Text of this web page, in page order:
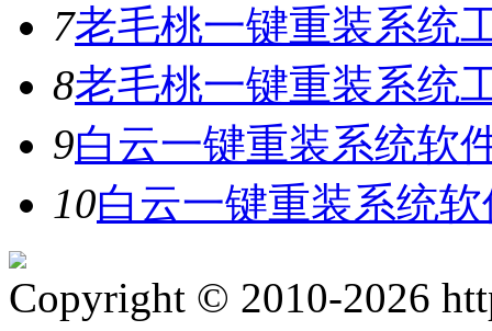
7老毛桃一键重装系统
8老毛桃一键重装系统
9白云一键重装系统软
10白云一键重装系统
Copyright © 2010-2026